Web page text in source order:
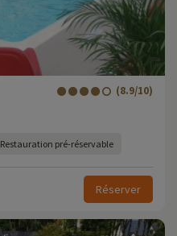
(8.9/10)
Restauration pré-réservable
Réserver